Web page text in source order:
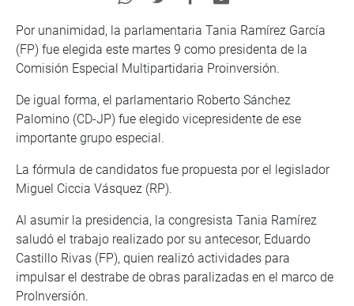
Por unanimidad, la parlamentaria Tania Ramírez García
(FP) fue elegida este martes 9 como presidenta de la
Comisión Especial Multipartidaria Proinversión.
De igual forma, el parlamentario Roberto Sánchez
Palomino (CD-JP) fue elegido vicepresidente de ese
importante grupo especial.
La fórmula de candidatos fue propuesta por el legislador
Miguel Ciccia Vásquez (RP).
Al asumir la presidencia, la congresista Tania Ramírez
saludó el trabajo realizado por su antecesor, Eduardo
Castillo Rivas (FP), quien realizó actividades para
impulsar el destrabe de obras paralizadas en el marco de
ProInversión.